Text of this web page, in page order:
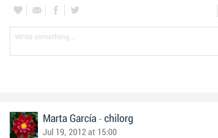
Marta García - chilorg
Jul 19, 2012 at 15:00